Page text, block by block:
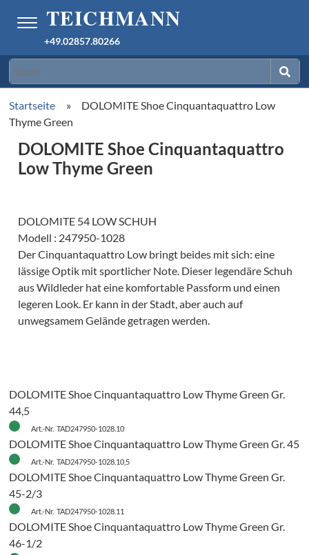
+49.02857.80266
Startseite »
DOLOMITE Shoe Cinquantaquattro Low
Thyme Green
DOLOMITE Shoe Cinquantaquattro
Low Thyme Green
DOLOMITE 54 LOW SCHUH
Modell : 247950-1028
Der Cinquantaquattro Low bringt beides mit sich: eine
lässige Optik mit sportlicher Note. Dieser legendäre Schuh
aus Wildleder hat eine komfortable Passform und einen
legeren Look. Er kann in der Stadt, aber auch auf
unwegsamem Gelände getragen werden.
DOLOMITE Shoe Cinquantaquattro Low Thyme Green Gr.
44,5
Art.-Nr. TAD247950-1028.10
DOLOMITE Shoe Cinquantaquattro Low Thyme Green Gr. 45
Art.-Nr. TAD247950-1028.10,5
DOLOMITE Shoe Cinquantaquattro Low Thyme Green Gr.
45-2/3
Art.-Nr. TAD247950-1028.11
DOLOMITE Shoe Cinquantaquattro Low Thyme Green Gr.
46-1/2